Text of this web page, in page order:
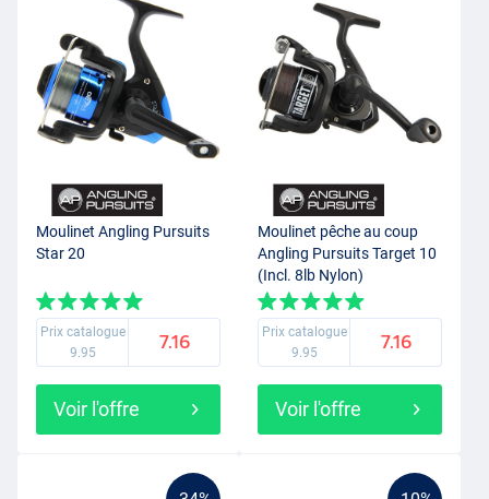
Moulinet Angling Pursuits
Star 20
Prix catalogue
9.95
7.16
Voir l'offre
Moulinet pêche au coup
Angling Pursuits Target 10
(Incl. 8lb Nylon)
Prix catalogue
9.95
7.16
Voir l'offre